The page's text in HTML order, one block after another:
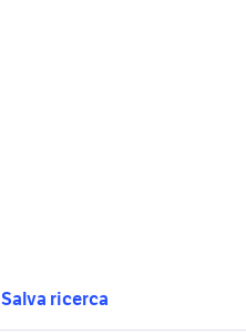
Salva ricerca